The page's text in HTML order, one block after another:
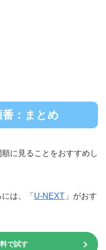
：まとめ
に見ることをおすすめし
は、「 U-NEXT 」がおす
で試す